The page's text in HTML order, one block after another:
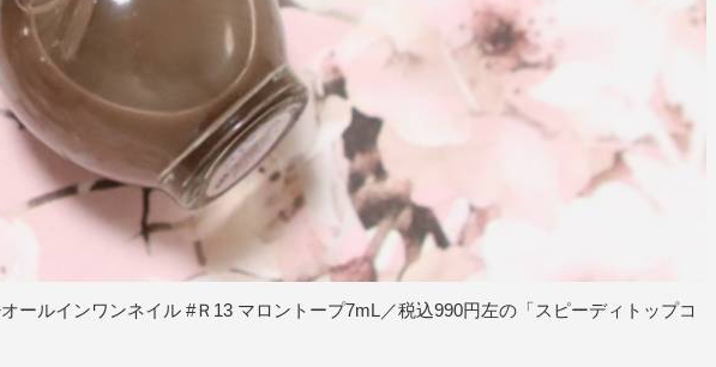
ルインワンネイル #Ｒ13 マロントープ7mL／税込990円左の「スピーディトップコ